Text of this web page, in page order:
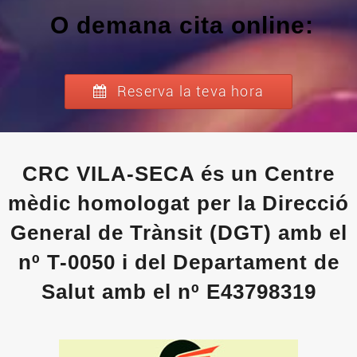
O demana cita online:
Reserva la teva hora
CRC VILA-SECA és un Centre
mèdic homologat per la Direcció
General de Trànsit (DGT) amb el
nº T-0050 i del Departament de
Salut amb el nº E43798319